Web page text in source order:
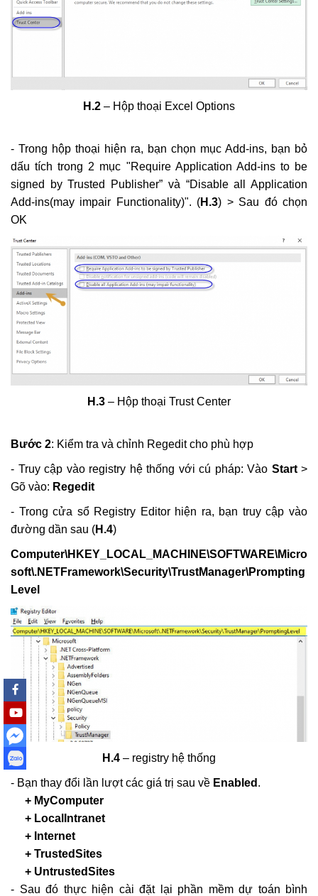
Bộ Xây dựng: Quyết định 37; 38; 39/QĐ-BXD
H.2 – Hộp thoại Excel Options
- Trong hộp thoại hiện ra, bạn chọn mục Add-ins, bạn bỏ
dấu tích trong 2 mục "Require Application Add-ins to be
signed by Trusted Publisher” và “Disable all Application
Add-ins(may impair Functionality)". (H.3) > Sau đó chọn
OK
H.3 – Hộp thoại Trust Center
Bước 2: Kiểm tra và chỉnh Regedit cho phù hợp
- Truy cập vào registry hệ thống với cú pháp: Vào Start>
Gõ vào: Regedit
- Trong cửa sổ Registry Editor hiện ra, bạn truy cập vào
đường dần sau (H.4)
Computer\HKEY_LOCAL_MACHINE\SOFTWARE\Micro
soft\.NETFramework\Security\TrustManager\Prompting
Level
H.4 – registry hệ thống
- Bạn thay đổi lần lượt các giá trị sau về Enabled .
+ MyComputer
+ LocalIntranet
+ Internet
+ TrustedSites
+ UntrustedSites
- Sau đó thực hiện cài đặt lại phần mềm dự toán bình